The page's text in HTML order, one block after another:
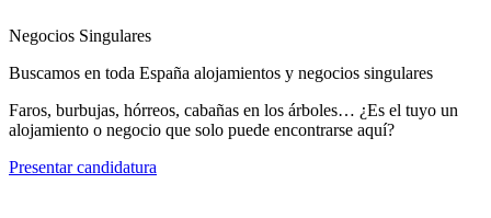
Negocios Singulares
Buscamos en toda España alojamientos y negocios singulares
Faros, burbujas, hórreos, cabañas en los árboles… ¿Es el tuyo un
alojamiento o negocio que solo puede encontrarse aquí?
Presentar candidatura